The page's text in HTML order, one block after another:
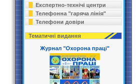
Експертно-технічі центри
Телефонна "гаряча лінія"
Телефони довіри
Тематичні видання
Журнал "Охорона праці"